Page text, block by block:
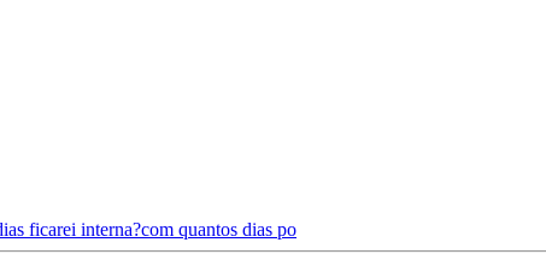
ficarei interna?com quantos dias po